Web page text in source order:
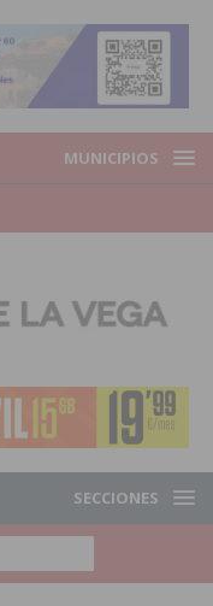
MUNICIPIOS
SECCIONES